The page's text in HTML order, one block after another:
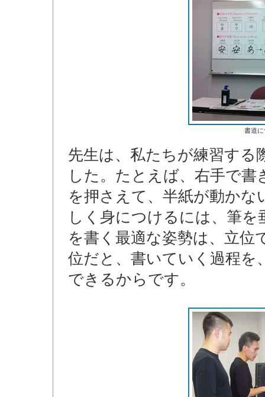
書道
先生は、私たちが練習す
した。たとえば、右手で
を押さえて、半紙が動か
しく身につけるには、筆
を書く最適な姿勢は、立
位だと、書いていく過程を
できるからです。